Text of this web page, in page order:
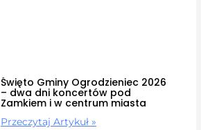
Święto Gminy Ogrodzieniec 2026
– dwa dni koncertów pod
Zamkiem i w centrum miasta
Przeczytaj Artykuł »